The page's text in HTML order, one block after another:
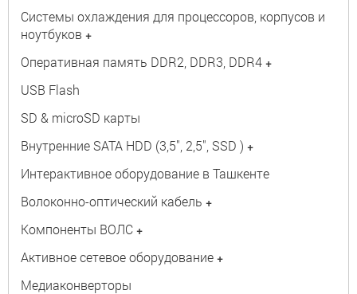
Системы охлаждения для процессоров, корпусов и
ноутбуков +
Оперативная память DDR2, DDR3, DDR4 +
USB Flash
SD & microSD карты
Внутренние SATA HDD (3,5", 2,5", SSD ) +
Интерактивное оборудование в Ташкенте
Волоконно-оптический кабель +
Компоненты ВОЛС +
Активное сетевое оборудование +
Медиаконверторы